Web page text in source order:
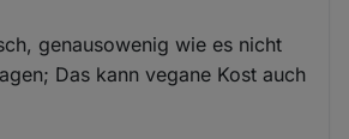
genausowenig wie es nicht
Das kann vegane Kost auch